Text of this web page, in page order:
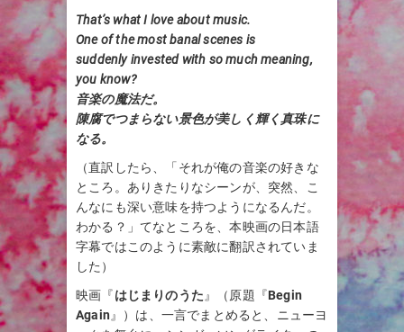
That’s what I love about music.
One of the most banal scenes is
suddenly invested with so much meaning,
you know?
音楽の魔法だ。
陳腐でつまらない景色が美しく輝く真珠に
なる。
（直訳したら、「それが俺の音楽の好きな
ところ。ありきたりなシーンが、突然、こ
んなにも深い意味を持つようになるんだ。
わかる？」てなところを、本映画の日本語
字幕ではこのように素敵に翻訳されていま
した）
映画『はじまりのうた 』（原題『Begin
Again 』）は、一言でまとめると、ニューヨ